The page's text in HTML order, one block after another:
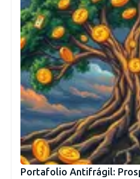
Portafolio Antifrágil: